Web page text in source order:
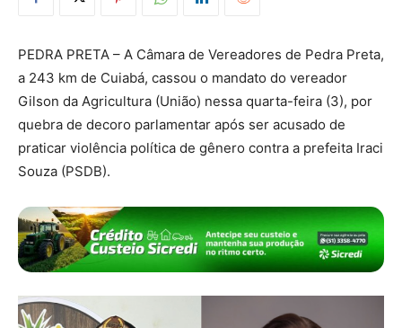
PEDRA PRETA – A Câmara de Vereadores de Pedra Preta,
a 243 km de Cuiabá, cassou o mandato do vereador
Gilson da Agricultura (União) nessa quarta-feira (3), por
quebra de decoro parlamentar após ser acusado de
praticar violência política de gênero contra a prefeita Iraci
Souza (PSDB).